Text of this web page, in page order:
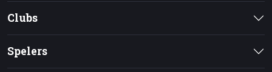
Clubs
Spelers